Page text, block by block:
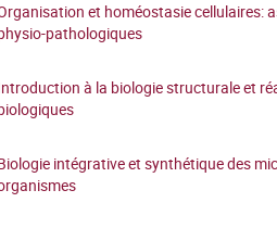
et homéostasie cellulaires:
pathologiques
à la biologie structurale et
intégrative et synthétique des